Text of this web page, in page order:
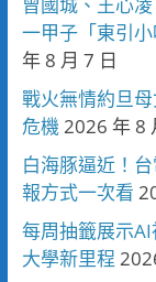
一甲子「東引
年 8 月 7 日
戰火無情約旦
危機2026 年 8
白海豚逼近！
報方式一次看
每周抽籤展示
大學新里程